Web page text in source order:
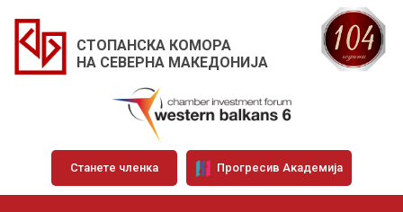
СТОПАНСКА КОМОРА
НА СЕВЕРНА МАКЕДОНИЈА
Станете членка Прогресив Академија